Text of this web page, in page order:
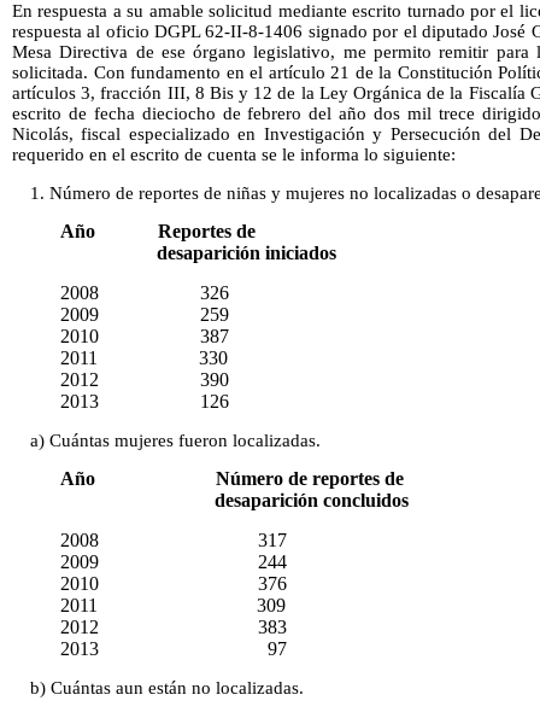
En respuesta a su amable solicitud mediante escrito turnado por el
respuesta al oficio DGPL 62-II-8-1406 signado por el diputado José
Mesa Directiva de ese órgano legislativo, me permito remitir para
solicitada. Con fundamento en el artículo 21 de la Constitución
artículos 3, fracción III, 8 Bis y 12 de la Ley Orgánica de la Fiscalía
escrito de fecha dieciocho de febrero del año dos mil trece
Nicolás, fiscal especializado en Investigación y Persecución del
requerido en el escrito de cuenta se le informa lo siguiente:
1. Número de reportes de niñas y mujeres no localizadas o
Año Reportes de
desaparición iniciados
2008 326
2009 259
2010 387
2011 330
2012 390
2013 126
a) Cuántas mujeres fueron localizadas.
Año Número de reportes de
desaparición concluidos
2008 317
2009 244
2010 376
2011 309
2012 383
2013 97
b) Cuántas aun están no localizadas.